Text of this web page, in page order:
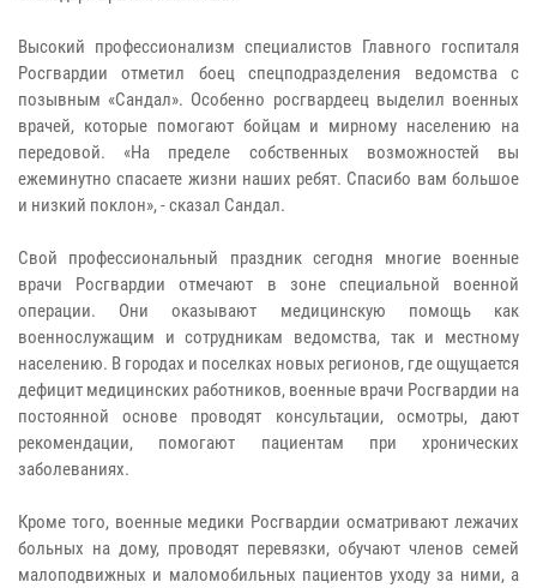
Высокий профессионализм специалистов Главного госпиталя
Росгвардии отметил боец спецподразделения ведомства с
позывным «Сандал». Особенно росгвардеец выделил военных
врачей, которые помогают бойцам и мирному населению на
передовой. «На пределе собственных возможностей вы
ежеминутно спасаете жизни наших ребят. Спасибо вам большое
и низкий поклон», - сказал Сандал.
Свой профессиональный праздник сегодня многие военные
врачи Росгвардии отмечают в зоне специальной военной
операции. Они оказывают медицинскую помощь как
военнослужащим и сотрудникам ведомства, так и местному
населению. В городах и поселках новых регионов, где ощущается
дефицит медицинских работников, военные врачи Росгвардии на
постоянной основе проводят консультации, осмотры, дают
рекомендации, помогают пациентам при хронических
заболеваниях.
Кроме того, военные медики Росгвардии осматривают лежачих
больных на дому, проводят перевязки, обучают членов семей
малоподвижных и маломобильных пациентов уходу за ними, а